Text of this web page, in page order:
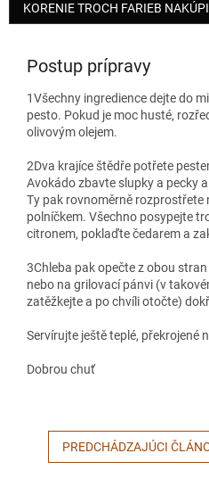
KORENIE TROCH FARIEB
Postup prípravy
1Všechny ingredience dejte do
pesto. Pokud je moc husté,
olivovým olejem.
2Dva krajíce štědře potřete
Avokádo zbavte slupky a pecky
Ty pak rovnoměrně rozprostřete
polníčkem. Všechno posypejte
citronem, poklaďte čedarem a
3Chleba pak opečte z obou
nebo na grilovací pánvi (v
zatěžkejte a po chvíli otočte)
Servírujte ještě teplé, překrojené
Dobrou chuť
PREDCHÁDZAJÚCI